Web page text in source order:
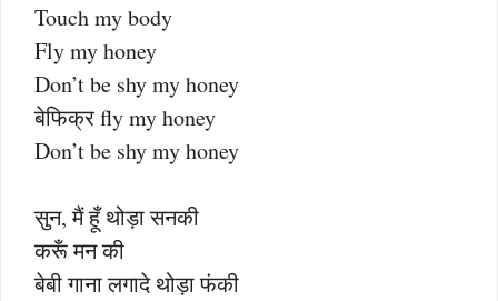
Touch my body
Fly my honey
Don’t be shy my honey
बेफिक्र fly my honey
Don’t be shy my honey
सुन, मैं हूँ थोड़ा सनकी
करूँ मन की
बेबी गाना लगादे थोड़ा फंकी